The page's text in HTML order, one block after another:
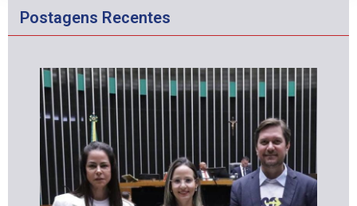
Postagens Recentes